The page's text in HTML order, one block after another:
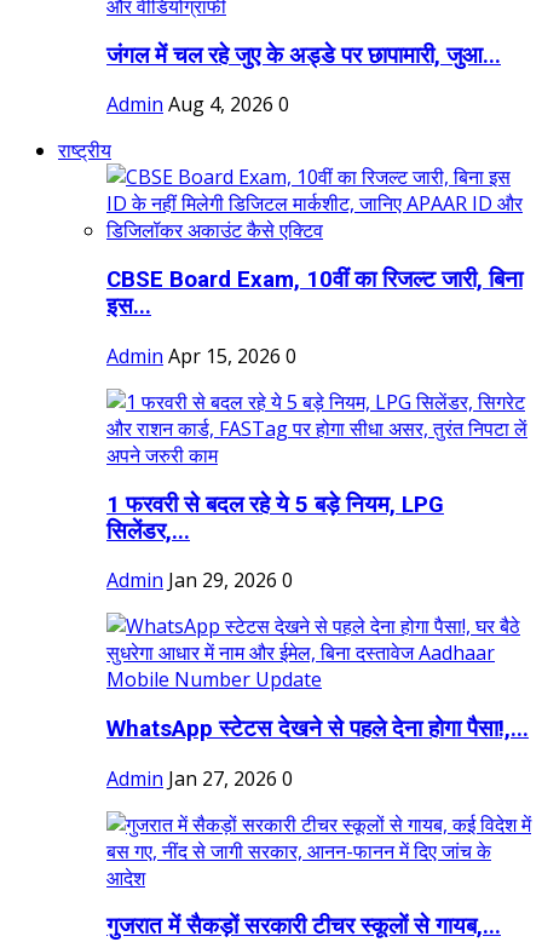
जंगल में चल रहे जुए के अड्डे पर छापामारी, जुआ...
Admin Aug 4, 2026 0
राष्ट्रीय
CBSE Board Exam, 10वीं का रिजल्ट जारी, बिना
इस...
Admin Apr 15, 2026 0
1 फरवरी से बदल रहे ये 5 बड़े नियम, LPG
सिलेंडर,...
Admin Jan 29, 2026 0
WhatsApp स्टेटस देखने से पहले देना होगा पैसा!,...
Admin Jan 27, 2026 0
गुजरात में सैकड़ों सरकारी टीचर स्कूलों से गायब,...